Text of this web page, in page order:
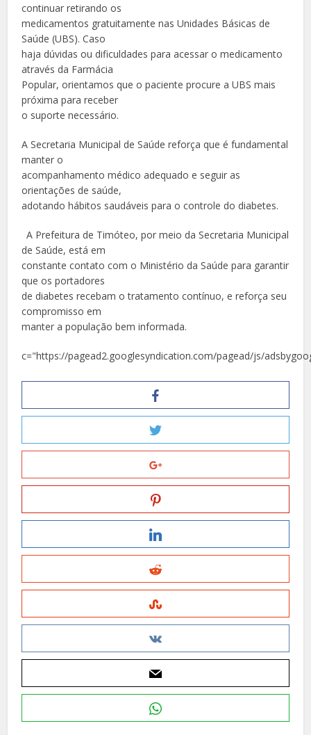
continuar retirando os
medicamentos gratuitamente nas Unidades Básicas de
Saúde (UBS). Caso
haja dúvidas ou dificuldades para acessar o medicamento
através da Farmácia
Popular, orientamos que o paciente procure a UBS mais
próxima para receber
o suporte necessário.
A Secretaria Municipal de Saúde reforça que é fundamental
manter o
acompanhamento médico adequado e seguir as
orientações de saúde,
adotando hábitos saudáveis para o controle do diabetes.
A Prefeitura de Timóteo, por meio da Secretaria Municipal
de Saúde, está em
constante contato com o Ministério da Saúde para garantir
que os portadores
de diabetes recebam o tratamento contínuo, e reforça seu
compromisso em
manter a população bem informada.
c="https://pagead2.googlesyndication.com/pagead/js/